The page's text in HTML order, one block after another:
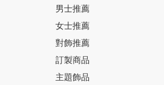
男士推薦
女士推薦
對飾推薦
訂製商品
主題飾品